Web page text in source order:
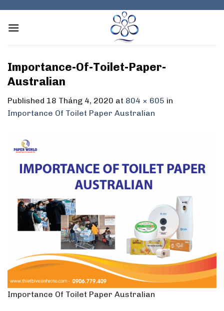
content
Importance-Of-Toilet-Paper-
Australian
Published 18 Tháng 4, 2020 at 804 × 605 in
Importance Of Toilet Paper Australian
Importance Of Toilet Paper Australian